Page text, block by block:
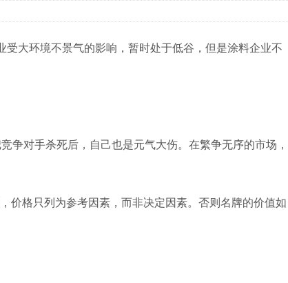
大环境不景气的影响，暂时处于低谷，但是涂料企业不
对手杀死后，自己也是元气大伤。在繁争无序的市场，
价格只列为参考因素，而非决定因素。否则名牌的价值如